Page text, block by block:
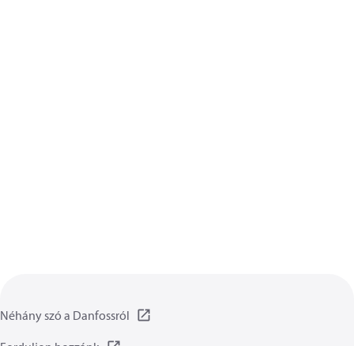
Néhány szó a Danfossról